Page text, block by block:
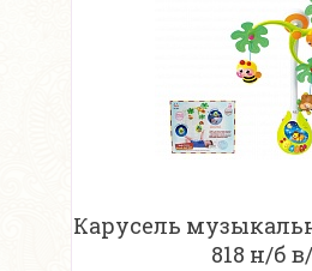
Карусель
818 н/б